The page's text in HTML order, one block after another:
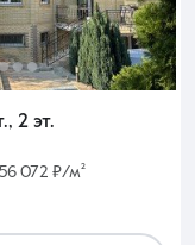
, 2 эт.
156 072 ₽/м²